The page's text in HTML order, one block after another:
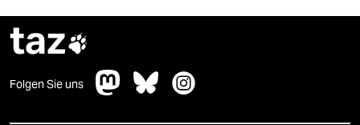
taz
Folgen Sie uns